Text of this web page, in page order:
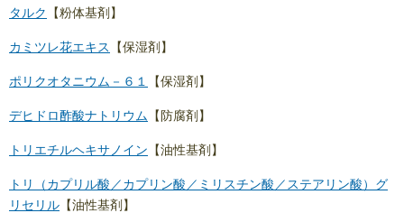
タルク 【粉体基剤】
カミツレ花エキス 【保湿剤】
ポリクオタニウム－６１ 【保湿剤】
デヒドロ酢酸ナトリウム 【防腐剤】
トリエチルヘキサノイン 【油性基剤】
トリ（カプリル酸／カプリン酸／ミリスチン酸／ステアリン酸）グ
リセリル 【油性基剤】